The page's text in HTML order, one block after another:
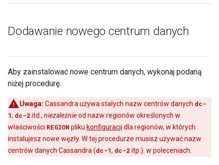
Dodawanie nowego centrum danych
Aby zainstalować nowe centrum danych, wykonaj podaną
niżej procedurę.
Uwaga: Cassandra używa stałych nazw centrów danych dc-
1, dc-2itd., niezależnieod nazw regionów określonych w
właściwości REGION pliku konfiguracji dla regionów, w których
instalujesz nowe węzły. W tej procedurze musisz używać nazw
centrów danych Cassandra (dc-1, dc-2itp.). w poleceniach.